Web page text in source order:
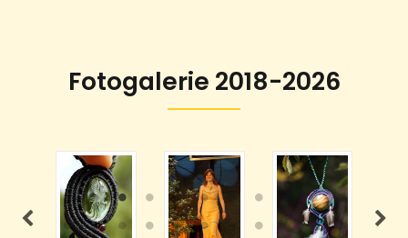
Fotogalerie 2018-2026